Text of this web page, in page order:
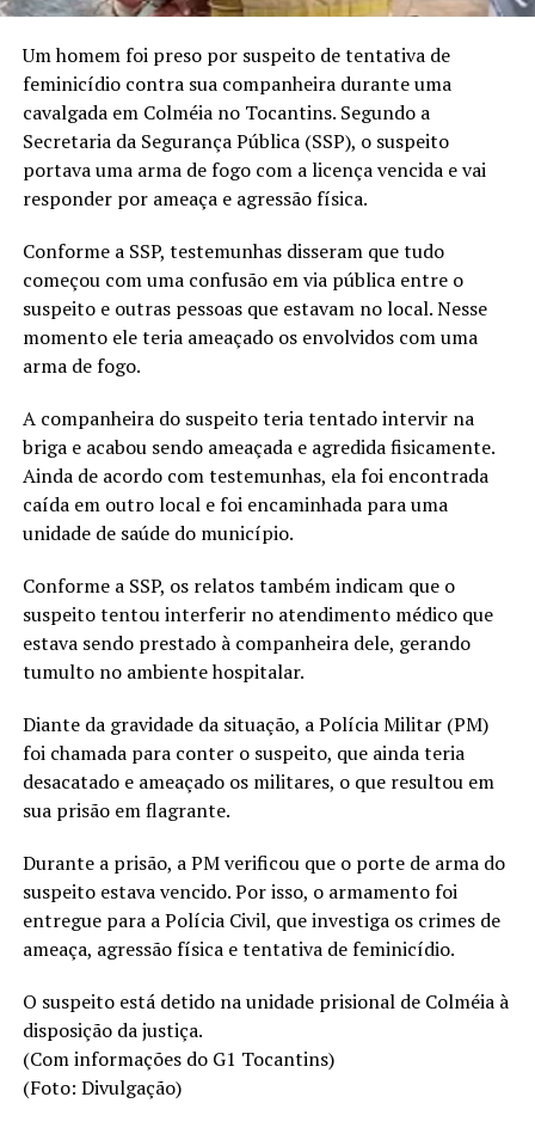
Um homem foi preso por suspeito de tentativa de
feminicídio contra sua companheira durante uma
cavalgada em Colméia no Tocantins. Segundo a
Secretaria da Segurança Pública (SSP), o suspeito
portava uma arma de fogo com a licença vencida e vai
responder por ameaça e agressão física.
Conforme a SSP, testemunhas disseram que tudo
começou com uma confusão em via pública entre o
suspeito e outras pessoas que estavam no local. Nesse
momento ele teria ameaçado os envolvidos com uma
arma de fogo.
A companheira do suspeito teria tentado intervir na
briga e acabou sendo ameaçada e agredida fisicamente.
Ainda de acordo com testemunhas, ela foi encontrada
caída em outro local e foi encaminhada para uma
unidade de saúde do município.
Conforme a SSP, os relatos também indicam que o
suspeito tentou interferir no atendimento médico que
estava sendo prestado à companheira dele, gerando
tumulto no ambiente hospitalar.
Diante da gravidade da situação, a Polícia Militar (PM)
foi chamada para conter o suspeito, que ainda teria
desacatado e ameaçado os militares, o que resultou em
sua prisão em flagrante.
Durante a prisão, a PM verificou que o porte de arma do
suspeito estava vencido. Por isso, o armamento foi
entregue para a Polícia Civil, que investiga os crimes de
ameaça, agressão física e tentativa de feminicídio.
O suspeito está detido na unidade prisional de Colméia à
disposição da justiça.
(Com informações do G1 Tocantins)
(Foto: Divulgação)